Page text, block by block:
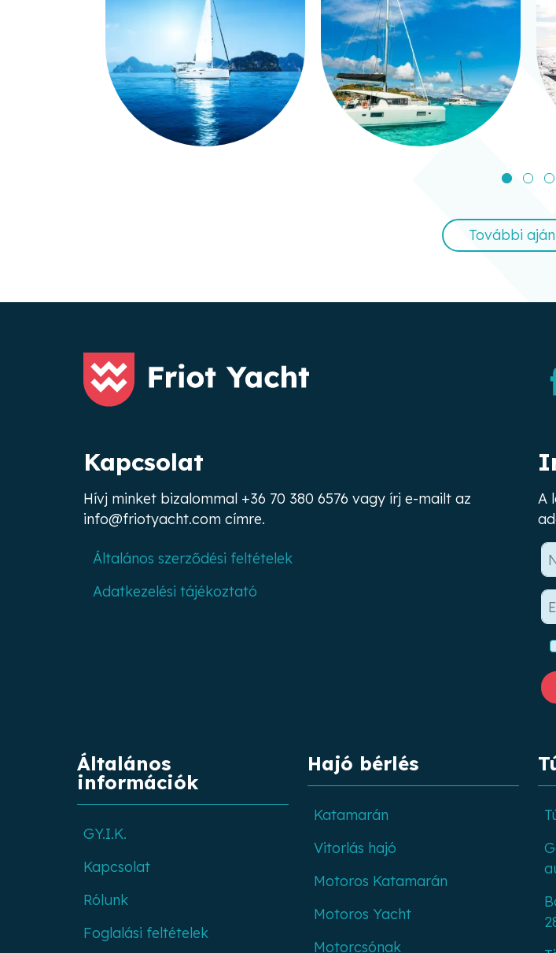
További
Kapcsolat
Hívj minket bizalommal +36 70 380 6576 vagy írj e-mailt az
info@friotyacht.com címre.
Általános szerződési feltételek
Adatkezelési tájékoztató
A
Általános
információk
GY.I.K.
Kapcsolat
Rólunk
Foglalási feltételek
Hajó bérlés
Katamarán
Vitorlás hajó
Motoros Katamarán
Motoros Yacht
Motorcsónak